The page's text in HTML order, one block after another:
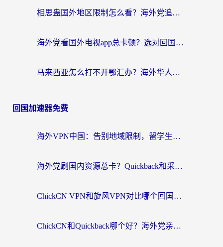
相思蛊国外地区限制怎么看？海外党追剧听歌的终极解决方案
海外党看国外电视app总卡顿？选对回国加速器，追剧购物两不误
马来西亚怎么打不开鄂汇办？海外华人必备的回国加速指南，解决追剧、办事、阅读难题
回国加速器免费
海外VPN中国：告别地域限制，留学生与华人如何轻松刷国内剧、玩国服？
海外党刷国内资源总卡？Quickback和采集蜂好用吗？这篇指南帮你避坑
ChickCN VPN和旋风VPN对比哪个回国效果更好？海外党亲测实用指南
ChickCN和Quickback哪个好？海外党亲测回国加速器，轻松解锁国内资源（附避坑指南）